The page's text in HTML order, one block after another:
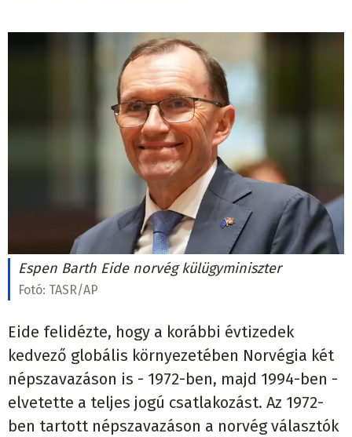
Espen Barth Eide norvég külügyminiszter
Fotó: TASR/AP
Eide felidézte, hogy a korábbi évtizedek
kedvező globális környezetében Norvégia két
népszavazáson is - 1972-ben, majd 1994-ben -
elvetette a teljes jogú csatlakozást. Az 1972-
ben tartott népszavazáson a norvég választók